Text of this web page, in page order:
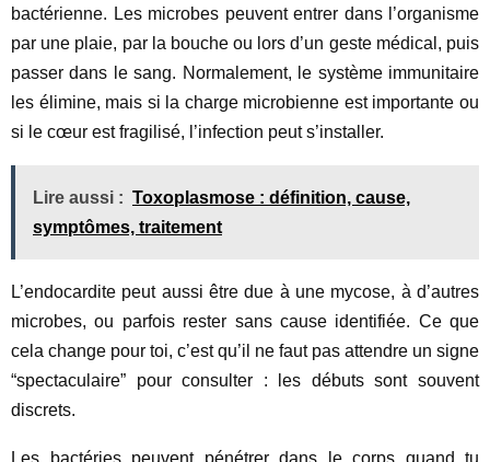
bactérienne. Les microbes peuvent entrer dans l’organisme
par une plaie, par la bouche ou lors d’un geste médical, puis
passer dans le sang. Normalement, le système immunitaire
les élimine, mais si la charge microbienne est importante ou
si le cœur est fragilisé, l’infection peut s’installer.
Lire aussi : Toxoplasmose : définition, cause,
symptômes, traitement
L’endocardite peut aussi être due à une mycose, à d’autres
microbes, ou parfois rester sans cause identifiée. Ce que
cela change pour toi, c’est qu’il ne faut pas attendre un signe
“spectaculaire” pour consulter : les débuts sont souvent
discrets.
Les bactéries peuvent pénétrer dans le corps quand tu